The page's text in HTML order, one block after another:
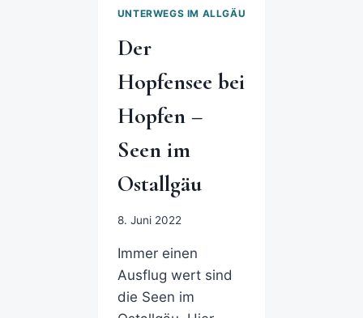
UNTERWEGS IM ALLGÄU
Der
Hopfensee bei
Hopfen –
Seen im
Ostallgäu
8. Juni 2022
Immer einen
Ausflug wert sind
die Seen im